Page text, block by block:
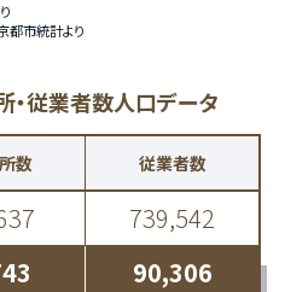
都市統計より
従業者数人口データ
数 従業者数
739,542
90,306